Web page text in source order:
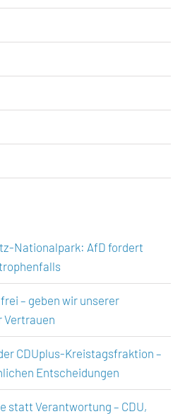
Nationalpark: AfD fordert
– geben wir unserer
Vertrauen
CDUplus-Kreistagsfraktion –
Entscheidungen
statt Verantwortung – CDU,